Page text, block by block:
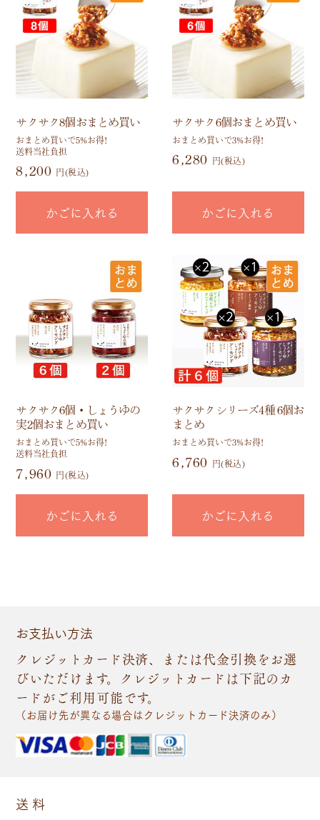
サクサク8個おまとめ買い
おまとめ買いで5%お得!
送料当社負担
8,200 円(税込)
かごに入れる
サクサク6個おまとめ買い
おまとめ買いで3%お得!
6,280 円(税込)
かごに入れる
サクサク6個・しょうゆの
実2個おまとめ買い
おまとめ買いで5%お得!
送料当社負担
7,960 円(税込)
かごに入れる
サクサクシリーズ4種 6個お
まとめ
おまとめ買いで3%お得!
6,760 円(税込)
かごに入れる
お支払い方法
クレジットカード決済、または代金引換をお選
びいただけます。クレジットカードは下記のカ
ードがご利用可能です。
（お届け先が異なる場合はクレジットカード決済のみ）
送 料